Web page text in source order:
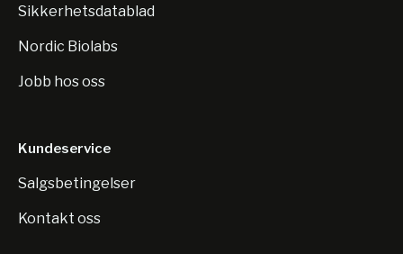
Sikkerhetsdatablad
Nordic Biolabs
Jobb hos oss
Kundeservice
Salgsbetingelser
Kontakt oss